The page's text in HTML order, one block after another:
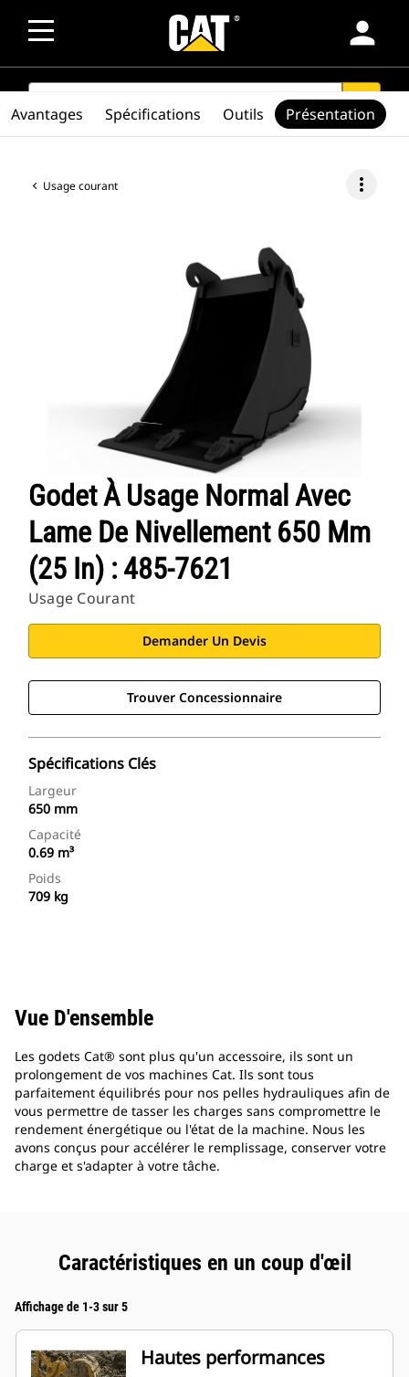
person
SEARCH search
Usage courant more_vert
Godet À Usage Normal Avec
Lame De Nivellement 650 Mm
(25 In) : 485-7621
Usage Courant
Demander Un Devis
Trouver Concessionnaire
Spécifications Clés
Largeur
650 mm
Capacité
0.69 m³
Poids
709 kg
Avantages Spécifications Outils Présentation
Vue D'ensemble
Les godets Cat® sont plus qu'un accessoire, ils sont un
prolongement de vos machines Cat. Ils sont tous
parfaitement équilibrés pour nos pelles hydrauliques afin de
vous permettre de tasser les charges sans compromettre le
rendement énergétique ou l'état de la machine. Nous les
avons conçus pour accélérer le remplissage, conserver votre
charge et s'adapter à votre tâche.
Caractéristiques en un coup d'œil
Affichage de 1-3 sur 5
Hautes performances